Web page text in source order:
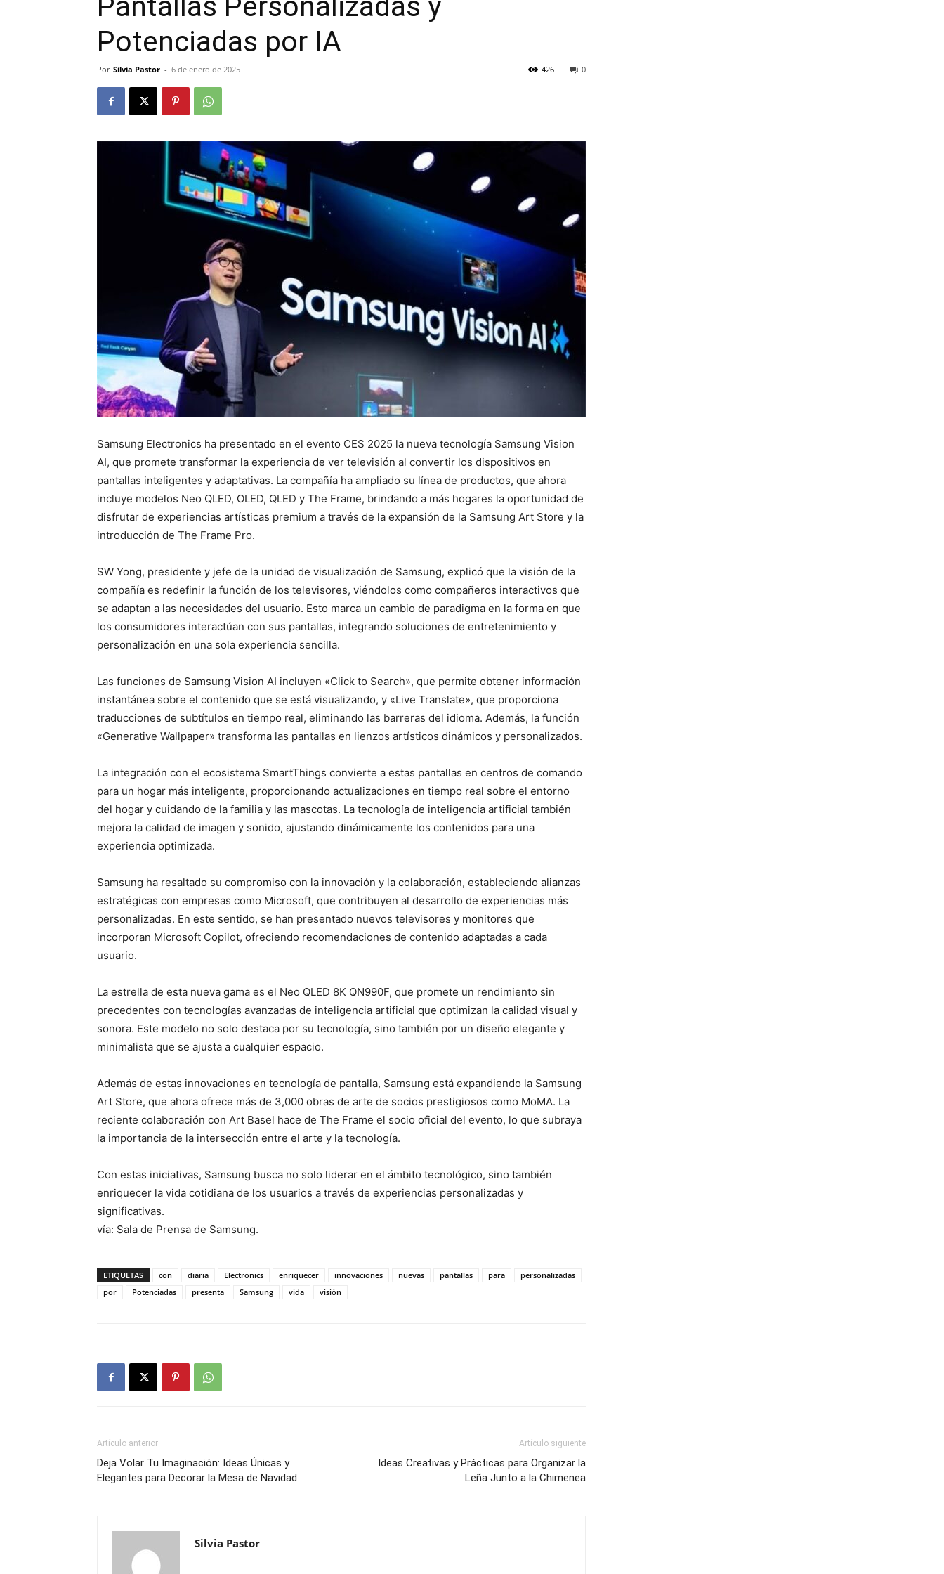
Potenciadas por IA
Por Silvia Pastor - 6 de enero de 2025 0
426
Samsung Electronics ha presentado en el evento CES 2025 la nueva tecnología Samsung Vision
AI, que promete transformar la experiencia de ver televisión al convertir los dispositivos en
pantallas inteligentes y adaptativas. La compañía ha ampliado su línea de productos, que ahora
incluye modelos Neo QLED, OLED, QLED y The Frame, brindando a más hogares la oportunidad de
disfrutar de experiencias artísticas premium a través de la expansión de la Samsung Art Store y la
introducción de The Frame Pro.
SW Yong, presidente y jefe de la unidad de visualización de Samsung, explicó que la visión de la
compañía es redefinir la función de los televisores, viéndolos como compañeros interactivos que
se adaptan a las necesidades del usuario. Esto marca un cambio de paradigma en la forma en que
los consumidores interactúan con sus pantallas, integrando soluciones de entretenimiento y
personalización en una sola experiencia sencilla.
Las funciones de Samsung Vision AI incluyen «Click to Search», que permite obtener información
instantánea sobre el contenido que se está visualizando, y «Live Translate», que proporciona
traducciones de subtítulos en tiempo real, eliminando las barreras del idioma. Además, la función
«Generative Wallpaper» transforma las pantallas en lienzos artísticos dinámicos y personalizados.
La integración con el ecosistema SmartThings convierte a estas pantallas en centros de comando
para un hogar más inteligente, proporcionando actualizaciones en tiempo real sobre el entorno
del hogar y cuidando de la familia y las mascotas. La tecnología de inteligencia artificial también
mejora la calidad de imagen y sonido, ajustando dinámicamente los contenidos para una
experiencia optimizada.
Samsung ha resaltado su compromiso con la innovación y la colaboración, estableciendo alianzas
estratégicas con empresas como Microsoft, que contribuyen al desarrollo de experiencias más
personalizadas. En este sentido, se han presentado nuevos televisores y monitores que
incorporan Microsoft Copilot, ofreciendo recomendaciones de contenido adaptadas a cada
usuario.
La estrella de esta nueva gama es el Neo QLED 8K QN990F, que promete un rendimiento sin
precedentes con tecnologías avanzadas de inteligencia artificial que optimizan la calidad visual y
sonora. Este modelo no solo destaca por su tecnología, sino también por un diseño elegante y
minimalista que se ajusta a cualquier espacio.
Además de estas innovaciones en tecnología de pantalla, Samsung está expandiendo la Samsung
Art Store, que ahora ofrece más de 3,000 obras de arte de socios prestigiosos como MoMA. La
reciente colaboración con Art Basel hace de The Frame el socio oficial del evento, lo que subraya
la importancia de la intersección entre el arte y la tecnología.
Con estas iniciativas, Samsung busca no solo liderar en el ámbito tecnológico, sino también
enriquecer la vida cotidiana de los usuarios a través de experiencias personalizadas y
significativas.
vía: Sala de Prensa de Samsung.
ETIQUETAS con diaria Electronics enriquecer innovaciones nuevas pantallas para
personalizadas
por
Potenciadas presenta Samsung vida visión
Artículo anterior
Deja Volar Tu Imaginación: Ideas Únicas y
Elegantes para Decorar la Mesa de Navidad
Artículo siguiente
Ideas Creativas y Prácticas para Organizar la
Leña Junto a la Chimenea
Silvia Pastor